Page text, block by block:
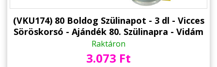
(VKU174) 80 Boldog Szülinapot - 3 dl - Vicces
Söröskorsó - Ajándék 80. Szülinapra - Vidám
Szülinapi Ajándék
Raktáron
3.073 Ft